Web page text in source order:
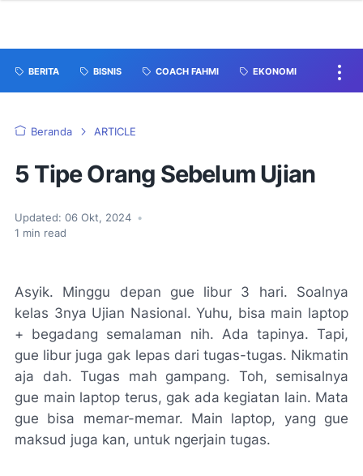
BERITA BISNIS COACH FAHMI EKONOMI
Beranda ARTICLE
5 Tipe Orang Sebelum Ujian
Updated: 06 Okt, 2024 •
1 min read
Asyik. Minggu depan gue libur 3 hari. Soalnya
kelas 3nya Ujian Nasional. Yuhu, bisa main laptop
+ begadang semalaman nih. Ada tapinya. Tapi,
gue libur juga gak lepas dari tugas-tugas. Nikmatin
aja dah. Tugas mah gampang. Toh, semisalnya
gue main laptop terus, gak ada kegiatan lain. Mata
gue bisa memar-memar. Main laptop, yang gue
maksud juga kan, untuk ngerjain tugas.